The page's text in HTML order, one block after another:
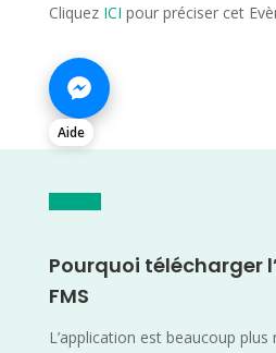
Cliquez ICI pour préciser cet
Aide
Pourquoi télécharger
FMS
L’application est beaucoup